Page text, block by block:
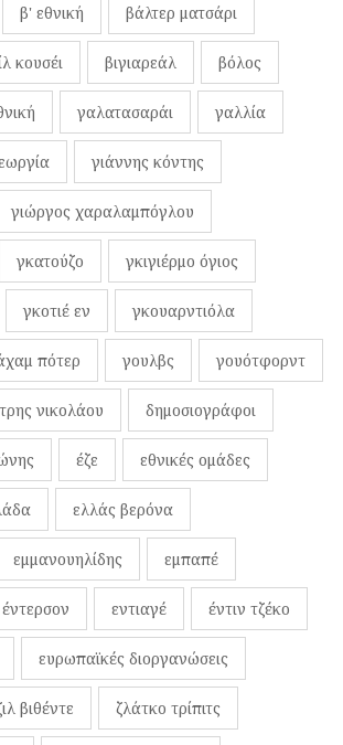
β' εθνική βάλτερ ματσάρι
κουσέι βιγιαρεάλ βόλος
γαλατασαράι γαλλία
γιάννης κόντης
γιώργος χαραλαμπόγλου
γκατούζο γκιγιέρμο όγιος
γκοτιέ εν γκουαρντιόλα
πότερ γουλβς γουότφορντ
νικολάου δημοσιογράφοι
έζε εθνικές ομάδες
ελλάς βερόνα
εμμανουηλίδης εμπαπέ
έντερσον εντιαγέ έντιν τζέκο
ευρωπαϊκές διοργανώσεις
βιθέντε ζλάτκο τρίπιτς